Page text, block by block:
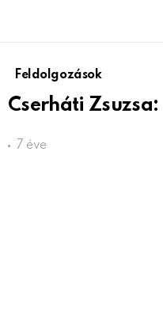
Feldolgozások
Cserháti
7 éve